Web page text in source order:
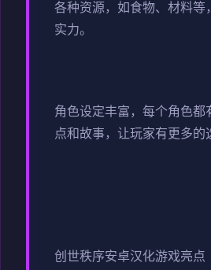
各种资源，如食物、材料等
实力。
角色设定丰富，每个角色都
点和故事，让玩家有更多的
创世秩序安卓汉化游戏亮点